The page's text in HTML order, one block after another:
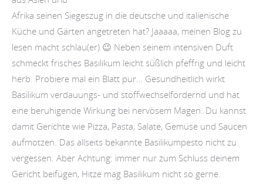
Afrika seinen Siegeszug in die deutsche und italienische
Küche und Gärten angetreten hat? Jaaaaa, meinen Blog zu
lesen macht schlau(er) 😉 Neben seinem intensiven Duft
schmeckt frisches Basilikum leicht süßlich pfeffrig und leicht
herb. Probiere mal ein Blatt pur… Gesundheitlich wirkt
Basilikum verdauungs- und stoffwechselfördernd und hat
eine beruhigende Wirkung bei nervösem Magen. Du kannst
damit Gerichte wie Pizza, Pasta, Salate, Gemüse und Saucen
aufmotzen. Das allseits bekannte Basilikumpesto nicht zu
vergessen. Aber Achtung: immer nur zum Schluss deinem
Gericht beifügen, Hitze mag Basilikum nicht so gerne.